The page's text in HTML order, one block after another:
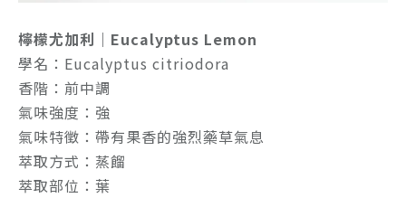
檸檬尤加利｜Eucalyptus Lemon
學名：Eucalyptus citriodora
香階：前中調
氣味強度：強
氣味特徵：帶有果香的強烈藥草氣息
萃取方式：蒸餾
萃取部位：葉